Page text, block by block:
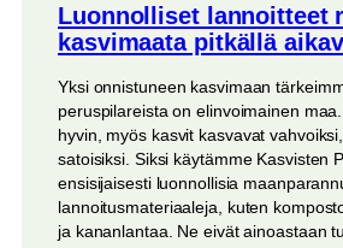
Luonnolliset lannoitteet
kasvimaata pitkällä
Yksi onnistuneen kasvimaan
peruspilareista on elinvoimainen
hyvin, myös kasvit kasvavat
satoisiksi. Siksi käytämme Kasvisten
ensisijaisesti luonnollisia
lannoitusmateriaaleja, kuten
ja kananlantaa. Ne eivät ainoastaan